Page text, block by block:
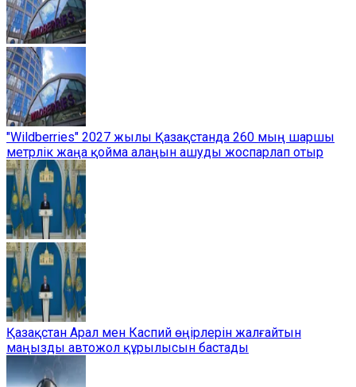
"Wildberries" 2027 жылы Қазақстанда 260 мың шаршы
метрлік жаңа қойма алаңын ашуды жоспарлап отыр
Қазақстан Арал мен Каспий өңірлерін жалғайтын
маңызды автожол құрылысын бастады